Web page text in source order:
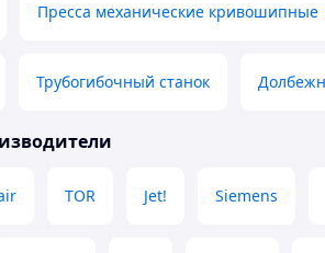
Пресса механические кривошипные
Трубогибочный станок
TOR Jet! Siemens